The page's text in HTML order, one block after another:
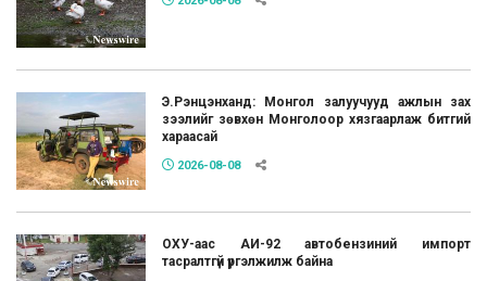
Э.Рэнцэнханд: Монгол залуучууд ажлын зах
зээлийг зөвхөн Монголоор хязгаарлаж битгий
хараасай
2026-08-08
ОХУ-аас АИ-92 автобензиний импорт
тасралтгүй үргэлжилж байна